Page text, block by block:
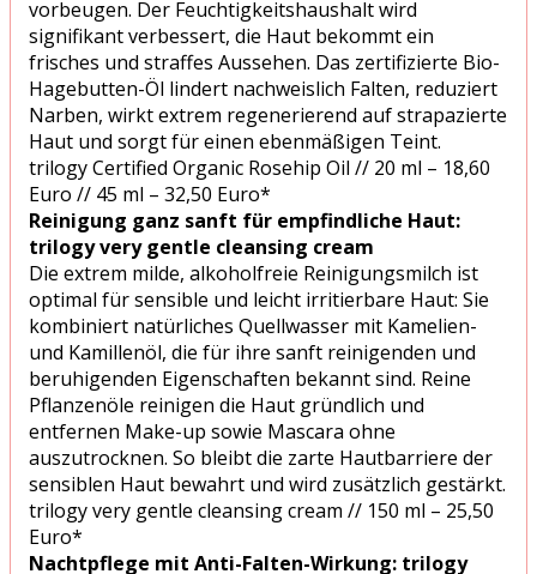
vorbeugen. Der Feuchtigkeitshaushalt wird
signifikant verbessert, die Haut bekommt ein
frisches und straffes Aussehen. Das zertifizierte Bio-
Hagebutten-Öl lindert nachweislich Falten, reduziert
Narben, wirkt extrem regenerierend auf strapazierte
Haut und sorgt für einen ebenmäßigen Teint.
trilogy Certified Organic Rosehip Oil // 20 ml – 18,60
Euro // 45 ml – 32,50 Euro*
Reinigung ganz sanft für empfindliche Haut:
trilogy very gentle cleansing cream
Die extrem milde, alkoholfreie Reinigungsmilch ist
optimal für sensible und leicht irritierbare Haut: Sie
kombiniert natürliches Quellwasser mit Kamelien-
und Kamillenöl, die für ihre sanft reinigenden und
beruhigenden Eigenschaften bekannt sind. Reine
Pflanzenöle reinigen die Haut gründlich und
entfernen Make-up sowie Mascara ohne
auszutrocknen. So bleibt die zarte Hautbarriere der
sensiblen Haut bewahrt und wird zusätzlich gestärkt.
trilogy very gentle cleansing cream // 150 ml – 25,50
Euro*
Nachtpflege mit Anti-Falten-Wirkung: trilogy